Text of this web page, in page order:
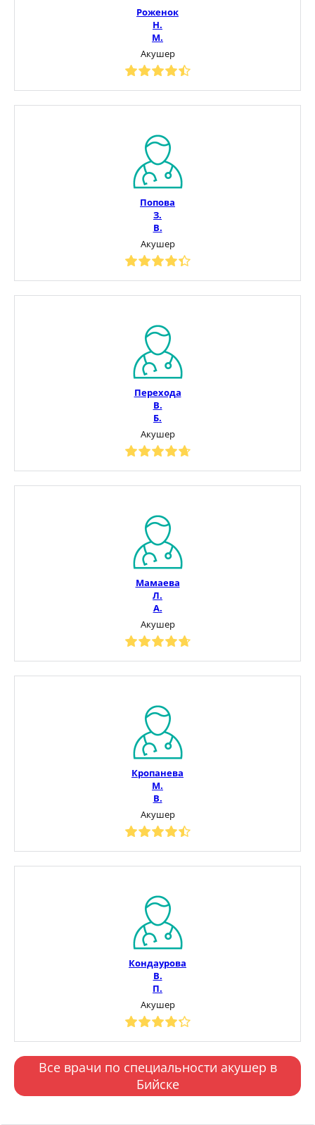
Роженок
Н.
М.
Акушер
Попова
З.
В.
Акушер
Перехода
В.
Б.
Акушер
Мамаева
Л.
А.
Акушер
Кропанева
М.
В.
Акушер
Кондаурова
В.
П.
Акушер
Все врачи по специальности акушер в
Бийске